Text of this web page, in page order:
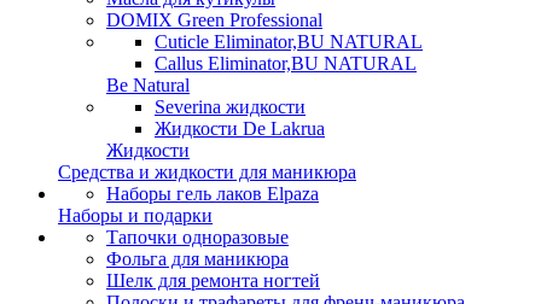
DOMIX Green Professional
Cuticle Eliminator,BU NATURAL
Callus Eliminator,BU NATURAL
Be Natural
Severina жидкости
Жидкости De Lakrua
Жидкости
Средства и жидкости для маникюра
Наборы гель лаков Elpaza
Наборы и подарки
Тапочки одноразовые
Фольга для маникюра
Шелк для ремонта ногтей